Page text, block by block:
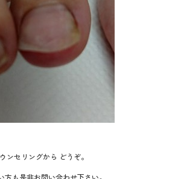
ンセリングから どうぞ。